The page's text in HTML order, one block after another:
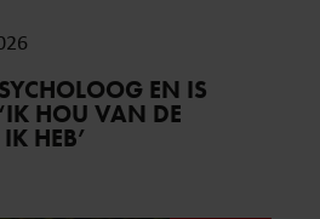
EN IS
HOU VAN DE
HEB’